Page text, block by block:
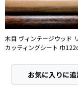
木目 ヴィンテージウッド
カッティングシート 巾
お気に入りに追